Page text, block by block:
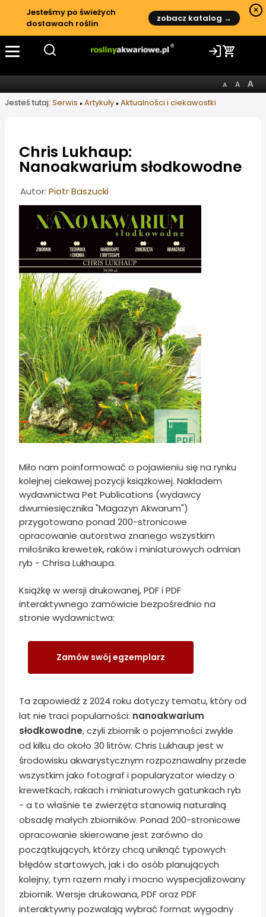
Jesteśmy po świeżych
dostawach roślin
zobacz katalog →
×
Jesteś tutaj: Serwis Artykuły Aktualności i ciekawostki
Chris Lukhaup:
Nanoakwarium słodkowodne
Informacje o artykule
Autor: Piotr Baszucki
Miło nam poinformować o pojawieniu się na rynku
kolejnej ciekawej pozycji książkowej. Nakładem
wydawnictwa Pet Publications (wydawcy
dwumiesięcznika "Magazyn Akwarum")
przygotowano ponad 200-stronicowe
opracowanie autorstwa znanego wszystkim
miłośnika krewetek, raków i miniaturowych odmian
ryb - Chrisa Lukhaupa.
Książkę w wersji drukowanej, PDF i PDF
interaktywnego zamówicie bezpośrednio na
stronie wydawnictwa:
Zamów swój egzemplarz
Ta zapowiedź z 2024 roku dotyczy tematu, który od
lat nie traci popularności: nanoakwarium
słodkowodne, czyli zbiornik o pojemności zwykle
od kilku do około 30 litrów. Chris Lukhaup jest w
środowisku akwarystycznym rozpoznawalny przede
wszystkim jako fotograf i popularyzator wiedzy o
krewetkach, rakach i miniaturowych gatunkach ryb
- a to właśnie te zwierzęta stanowią naturalną
obsadę małych zbiorników. Ponad 200-stronicowe
opracowanie skierowane jest zarówno do
początkujących, którzy chcą uniknąć typowych
błędów startowych, jak i do osób planujących
kolejny, tym razem mały i mocno wyspecjalizowany
zbiornik. Wersje drukowana, PDF oraz PDF
interaktywny pozwalają wybrać format wygodny